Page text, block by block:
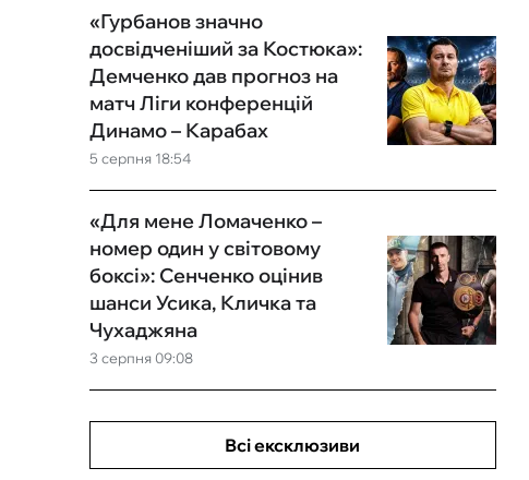
5 серпня 18:54
«Гурбанов значно
досвідченіший за Костюка»:
Демченко дав прогноз на
матч Ліги конференцій
Динамо – Карабах
3 серпня 09:08
«Для мене Ломаченко –
номер один у світовому
боксі»: Сенченко оцінив
шанси Усика, Кличка та
Чухаджяна
Всі ексклюзиви